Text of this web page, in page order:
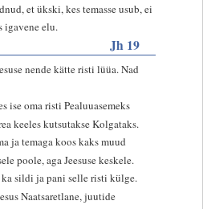
et ükski, kes temasse usub, ei
igavene elu.
Jh 19
nende kätte risti lüüa. Nad
ise oma risti Pealuuasemeks
keeles kutsutakse Kolgataks.
ja temaga koos kaks muud
poole, aga Jeesuse keskele.
sildi ja pani selle risti külge.
Naatsaretlane, juutide